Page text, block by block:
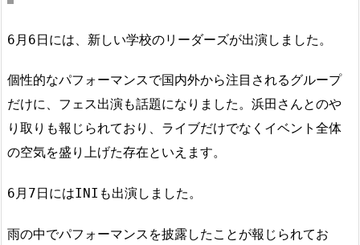
6月6日には、新しい学校のリーダーズが出演しました。
個性的なパフォーマンスで国内外から注目されるグループ
だけに、フェス出演も話題になりました。浜田さんとのや
り取りも報じられており、ライブだけでなくイベント全体
の空気を盛り上げた存在といえます。
6月7日にはINIも出演しました。
雨の中でパフォーマンスを披露したことが報じられてお